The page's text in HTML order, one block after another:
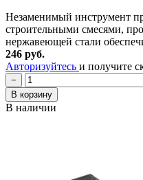
Незаменимый инструмент
строительными смесями,
нержавеющей стали
246 руб.
Авторизуйтесь и получите
−
В корзину
В наличии